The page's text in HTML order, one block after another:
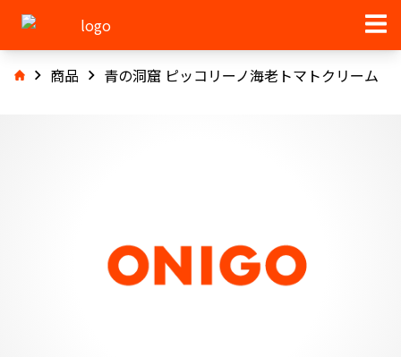
商品 青の洞窟 ピッコリーノ海老トマトクリーム